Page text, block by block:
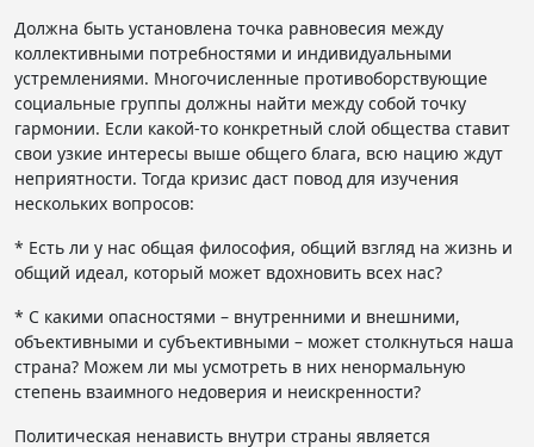
Должна быть установлена ​​точка равновесия между
коллективными потребностями и индивидуальными
устремлениями. Многочисленные противоборствующие
социальные группы должны найти между собой точку
гармонии. Если какой-то конкретный слой общества ставит
свои узкие интересы выше общего блага, всю нацию ждут
неприятности. Тогда кризис даст повод для изучения
нескольких вопросов:
* Есть ли у нас общая философия, общий взгляд на жизнь и
общий идеал, который может вдохновить всех нас?
* С какими опасностями – внутренними и внешними,
объективными и субъективными – может столкнуться наша
страна? Можем ли мы усмотреть в них ненормальную
степень взаимного недоверия и неискренности?
Политическая ненависть внутри страны является